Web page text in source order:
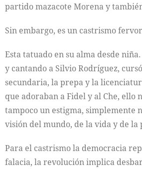
partido mazacote Morena y
Sin embargo, es un castrismo
Esta tatuado en su alma desde
y cantando a Silvio Rodríguez,
secundaria, la prepa y la
que adoraban a Fidel y al Che, ello
tampoco un estigma, simplemente
visión del mundo, de la vida y de la
Para el castrismo la democracia
falacia, la revolución implica